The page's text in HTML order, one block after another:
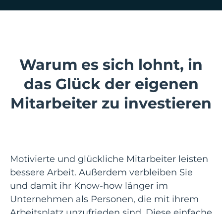
Warum es sich lohnt, in
das Glück der eigenen
Mitarbeiter zu investieren
Motivierte und glückliche Mitarbeiter leisten
bessere Arbeit. Außerdem verbleiben Sie
und damit ihr Know-how länger im
Unternehmen als Personen, die mit ihrem